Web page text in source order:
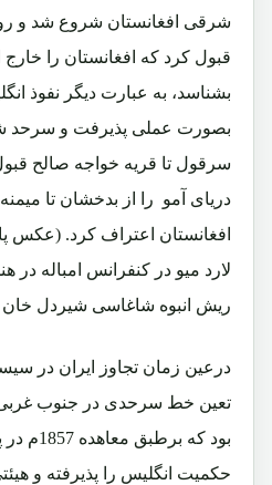
قبول کرد که افغانستان را
بشناسد، به عبارت دیگر نفوذ
بصورت عملی پذیرفت و سرحد
سرقول تا قریه خواجه صالح
دریای آمو را از بدخشان تا
افغانستان اعتراف کرد. (عکس
لارد میو در کنفرانس امباله
ریش انبوه شاغاسی شیردل خان
درعین زمان تجاوز ایران در
تعین خط سرحدی در جنوب غربی
بود که
حکمیت انگلیس را پذیرفته و